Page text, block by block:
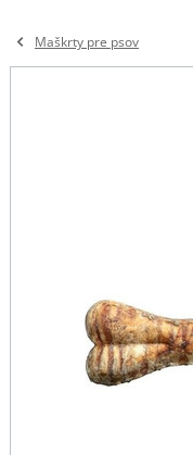
Maškrty pre psov